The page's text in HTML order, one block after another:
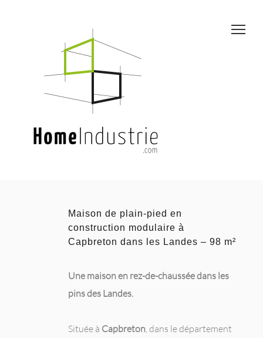
Maison de plain-pied en
construction modulaire à
Capbreton dans les Landes – 98 m²
Une maison en rez-de-chaussée dans les
pins des Landes.
Située à Capbreton , dans le département